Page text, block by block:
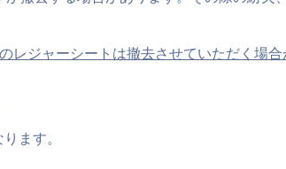
レジャーシートは撤去させていただく場合
ます。